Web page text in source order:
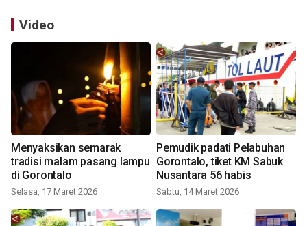
Video
Menyaksikan semarak
tradisi malam pasang lampu
di Gorontalo
Selasa, 17 Maret 2026
Pemudik padati Pelabuhan
Gorontalo, tiket KM Sabuk
Nusantara 56 habis
Sabtu, 14 Maret 2026